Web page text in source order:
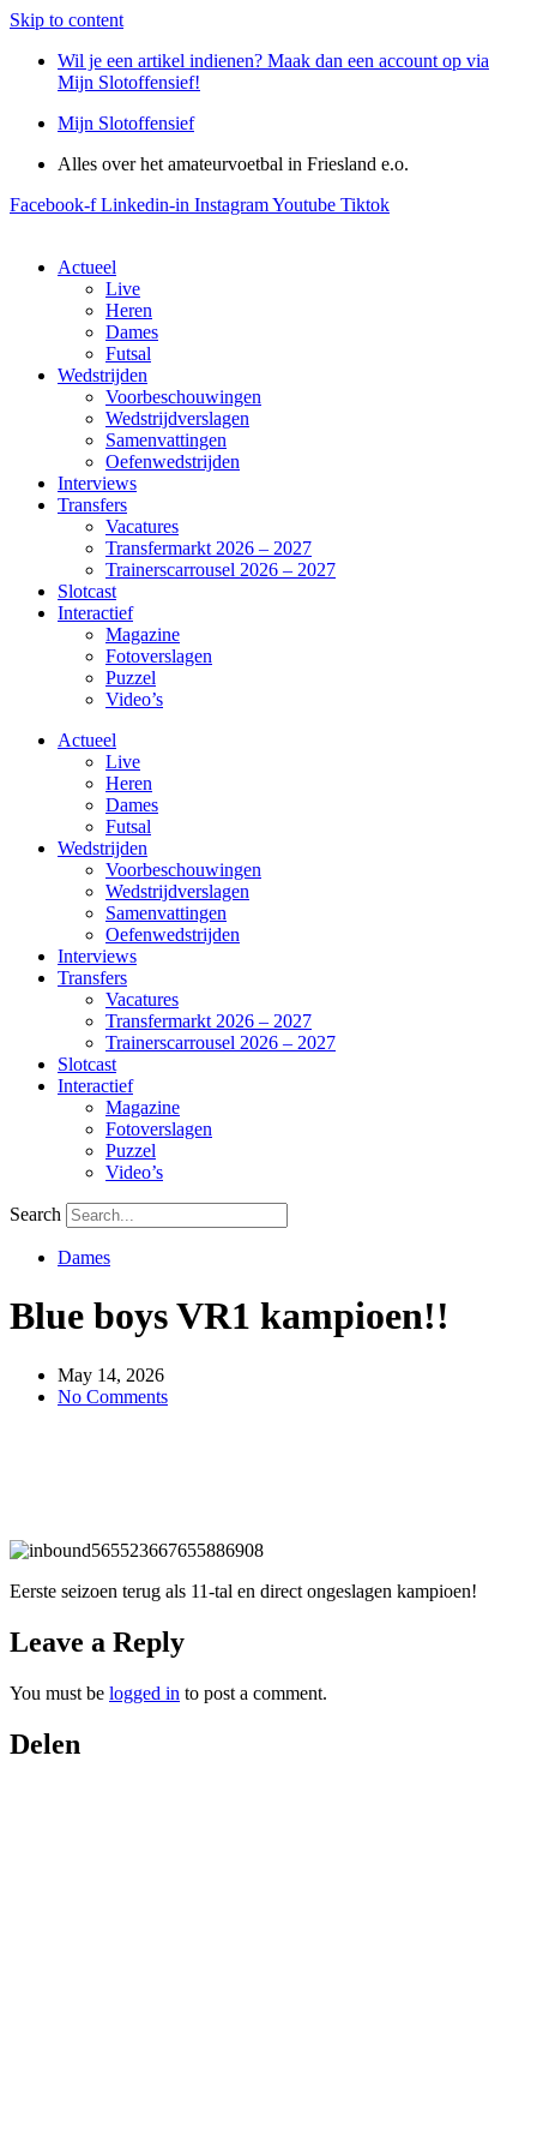
Skip to content
Wil je een artikel indienen? Maak dan een account op via
Mijn Slotoffensief!
Mijn Slotoffensief
Alles over het amateurvoetbal in Friesland e.o.
Facebook-f Linkedin-in InstagramYoutube Tiktok
Actueel
Live
Heren
Dames
Futsal
Wedstrijden
Voorbeschouwingen
Wedstrijdverslagen
Samenvattingen
Oefenwedstrijden
Interviews
Transfers
Vacatures
Transfermarkt 2026 – 2027
Trainerscarrousel 2026 – 2027
Slotcast
Interactief
Magazine
Fotoverslagen
Puzzel
Video’s
Actueel
Live
Heren
Dames
Futsal
Wedstrijden
Voorbeschouwingen
Wedstrijdverslagen
Samenvattingen
Oefenwedstrijden
Interviews
Transfers
Vacatures
Transfermarkt 2026 – 2027
Trainerscarrousel 2026 – 2027
Slotcast
Interactief
Magazine
Fotoverslagen
Puzzel
Video’s
Search
Dames
Blue boys VR1 kampioen!!
May 14, 2026
No Comments
Eerste seizoen terug als 11-tal en direct ongeslagen kampioen!
Leave a Reply
You must be logged in to post a comment.
Delen